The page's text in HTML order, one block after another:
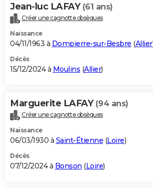
Jean-luc LAFAY (61 ans)
Créer une cagnotte obsèques
Naissance
04/11/1963 à Dompierre-sur-Besbre (Allier
Décès
15/12/2024 à Moulins (Allier)
Marguerite LAFAY (94 ans)
Créer une cagnotte obsèques
Naissance
06/03/1930 à Saint-Étienne (Loire)
Décès
07/12/2024 à Bonson (Loire)